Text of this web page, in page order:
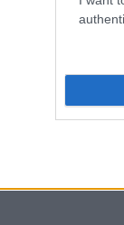
esencial
a
otros